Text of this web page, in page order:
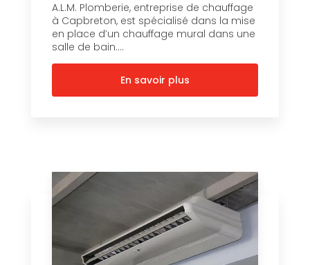
A.L.M. Plomberie, entreprise de chauffage
à Capbreton, est spécialisé dans la mise
en place d’un chauffage mural dans une
salle de bain....
En savoir plus